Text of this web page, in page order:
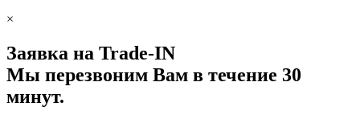
×
Заявка на Trade-IN
Мы перезвоним Вам в течение 30
минут.